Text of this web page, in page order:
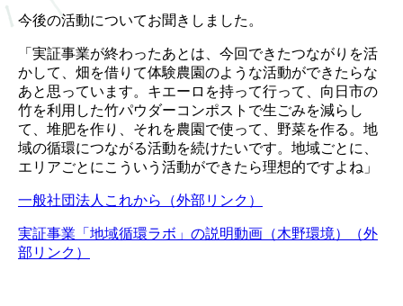
今後の活動についてお聞きしました。
「実証事業が終わったあとは、今回できたつながりを活
かして、畑を借りて体験農園のような活動ができたらな
あと思っています。キエーロを持って行って、向日市の
竹を利用した竹パウダーコンポストで生ごみを減らし
て、堆肥を作り、それを農園で使って、野菜を作る。地
域の循環につながる活動を続けたいです。地域ごとに、
エリアごとにこういう活動ができたら理想的ですよね」
一般社団法人これから（外部リンク）
実証事業「地域循環ラボ」の説明動画（木野環境）（外
部リンク）